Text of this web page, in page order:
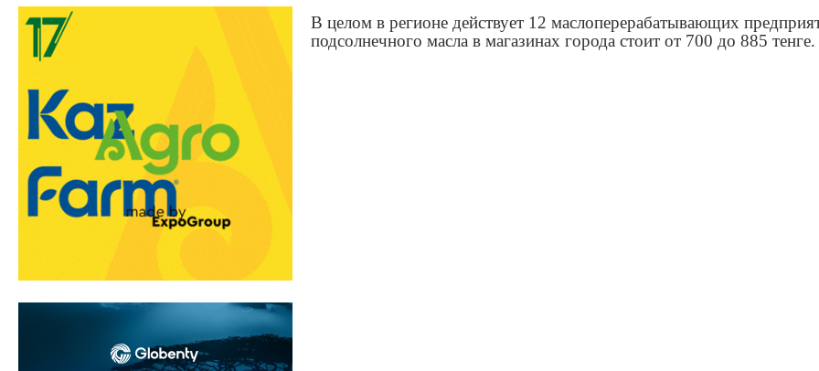
В целом в регионе действует 12 маслоперерабатывающих
подсолнечного масла в магазинах города стоит от 700 до 885 тенге.